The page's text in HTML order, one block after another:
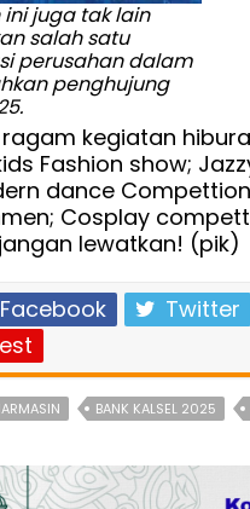
juga tak lain
salah satu
perusahan dalam
penghujung
kegiatan
Fashion show;
dance
Cosplay
lewatkan! (pik)
Facebook Twitter
BANK KALSEL 2025